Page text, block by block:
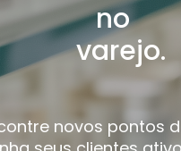
no
varejo.
novos pontos